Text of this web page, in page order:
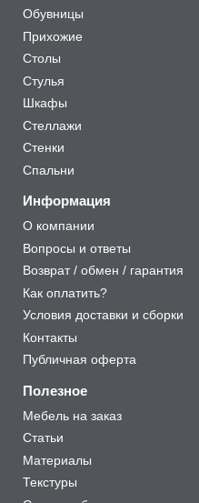
Обувницы
Прихожие
Столы
Стулья
Шкафы
Стеллажи
Стенки
Спальни
Информация
О компании
Вопросы и ответы
Возврат / обмен / гарантия
Как оплатить?
Условия доставки и сборки
Контакты
Публичная оферта
Полезное
Мебель на заказ
Статьи
Материалы
Текстуры